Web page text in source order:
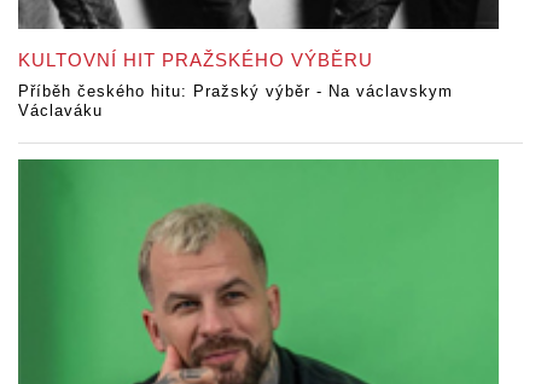
KULTOVNÍ HIT PRAŽSKÉHO VÝBĚRU
Příběh českého hitu: Pražský výběr - Na václavskym
Václaváku